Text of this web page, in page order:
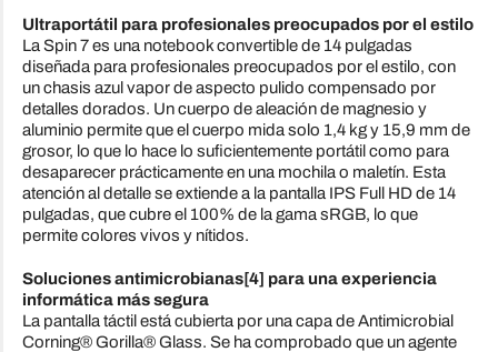
Ultraportátil para profesionales preocupados por el estilo
La Spin 7 es una notebook convertible de 14 pulgadas
diseñada para profesionales preocupados por el estilo, con
un chasis azul vapor de aspecto pulido compensado por
detalles dorados. Un cuerpo de aleación de magnesio y
aluminio permite que el cuerpo mida solo 1,4 kg y 15,9 mm de
grosor, lo que lo hace lo suficientemente portátil como para
desaparecer prácticamente en una mochila o maletín. Esta
atención al detalle se extiende a la pantalla IPS Full HD de 14
pulgadas, que cubre el 100% de la gama sRGB, lo que
permite colores vivos y nítidos.
Soluciones antimicrobianas[4] para una experiencia
informática más segura
La pantalla táctil está cubierta por una capa de Antimicrobial
Corning® Gorilla® Glass. Se ha comprobado que un agente